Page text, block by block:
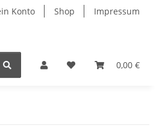
Konto Shop Impressum
0,00 €